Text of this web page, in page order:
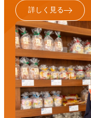
詳しく見る